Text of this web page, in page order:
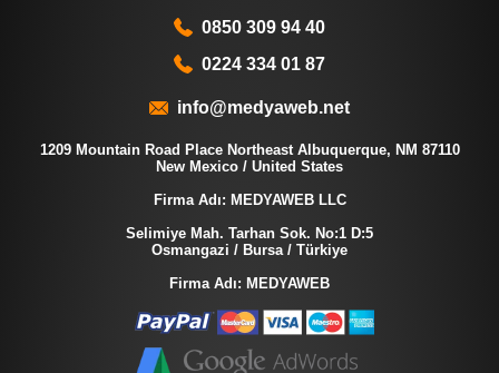
0850 309 94 40
0224 334 01 87
info@medyaweb.net
1209 Mountain Road Place Northeast Albuquerque, NM 87110
New Mexico / United States
Firma Adı: MEDYAWEB LLC
Selimiye Mah. Tarhan Sok. No:1 D:5
Osmangazi / Bursa / Türkiye
Firma Adı: MEDYAWEB